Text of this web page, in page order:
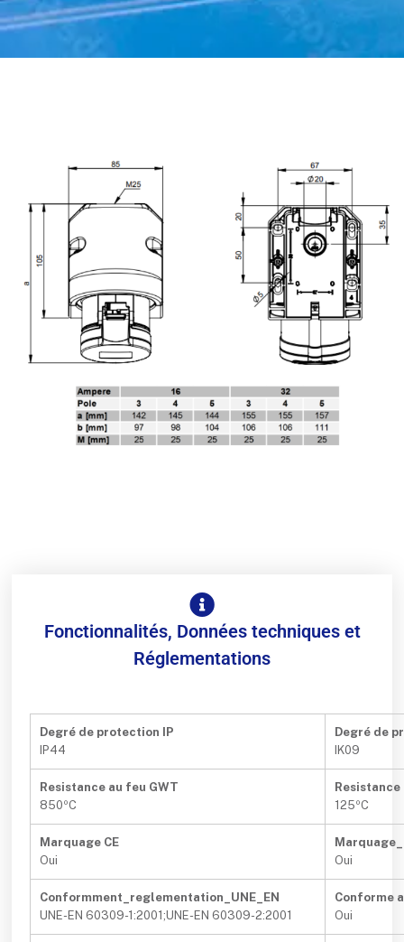
Fonctionnalités, Données techniques et
Réglementations
Degré de protection IP
IP44
Degré de
IK09
Resistance au feu GWT
850ºC
125ºC
Marquage CE
Oui
Oui
Conformment_reglementation_UNE_EN
UNE-EN 60309-1:2001;UNE-EN 60309-2:2001
Conforme
Oui